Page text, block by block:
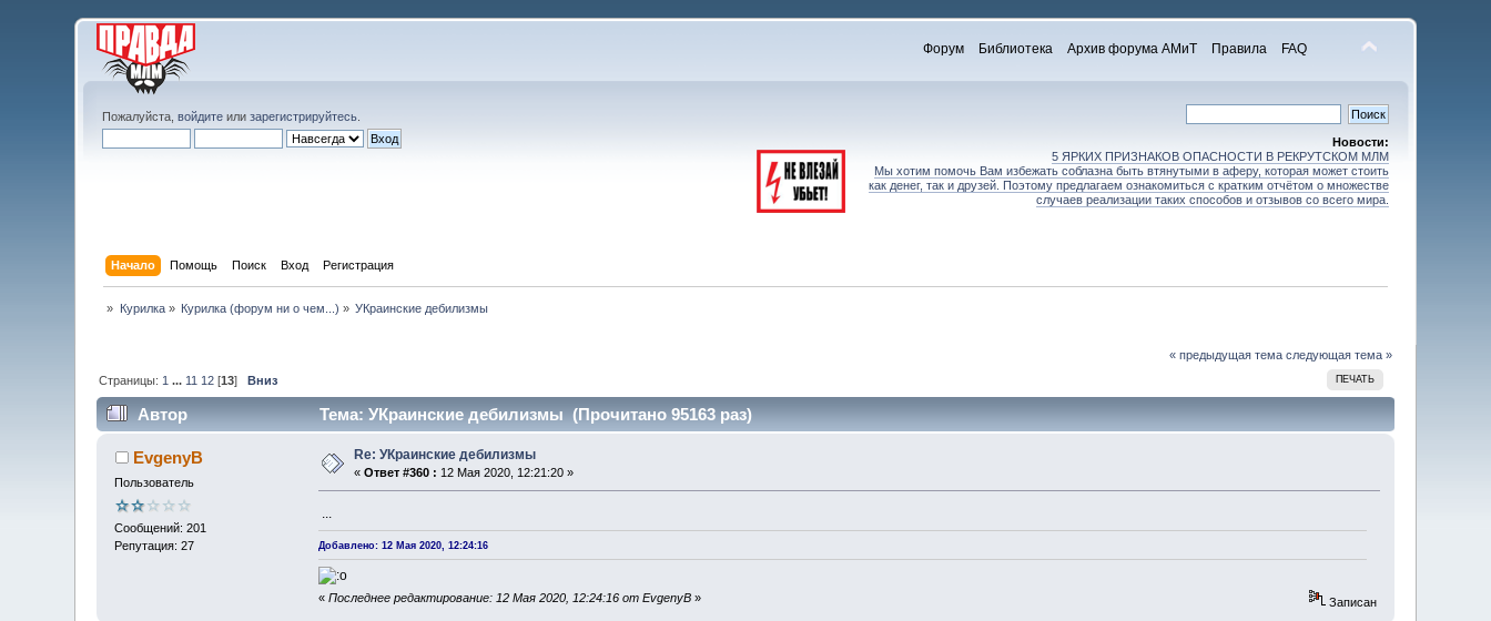
Форум Библиотека Архив форума АМиТ Правила FAQ
Пожалуйста,войдите илизарегистрируйтесь
Новости:
5 ЯРКИХ ПРИЗНАКОВ ОПАСНОСТИ В РЕКРУТСКОМ МЛМ
Мы хотим помочь Вам избежать соблазна быть втянутыми в аферу, которая может стоить
как денег, так и друзей. Поэтому предлагаем ознакомиться с кратким отчётом о множестве
случаев реализации таких способов и отзывов со всего мира.
Начало Помощь Поиск Вход Регистрация
» Курилка» Курилка (форум ни о чем...) » УКраинские дебилизмы
« предыдущая тема следующая тема »
ПЕЧАТЬ
Страницы: 1 ... 11 12 [13]Вниз
Автор Тема: УКраинские дебилизмы (Прочитано 95163 раз)
EvgenyB
Пользователь
Сообщений: 201
Репутация: 27
Re: УКраинские дебилизмы
«Ответ #360 : 12 Мая 2020, 12:21:20 »
...
Добавлено: 12 Мая 2020, 12:24:16
« Последнее редактирование: 12 Мая 2020, 12:24:16 от EvgenyB» Записан